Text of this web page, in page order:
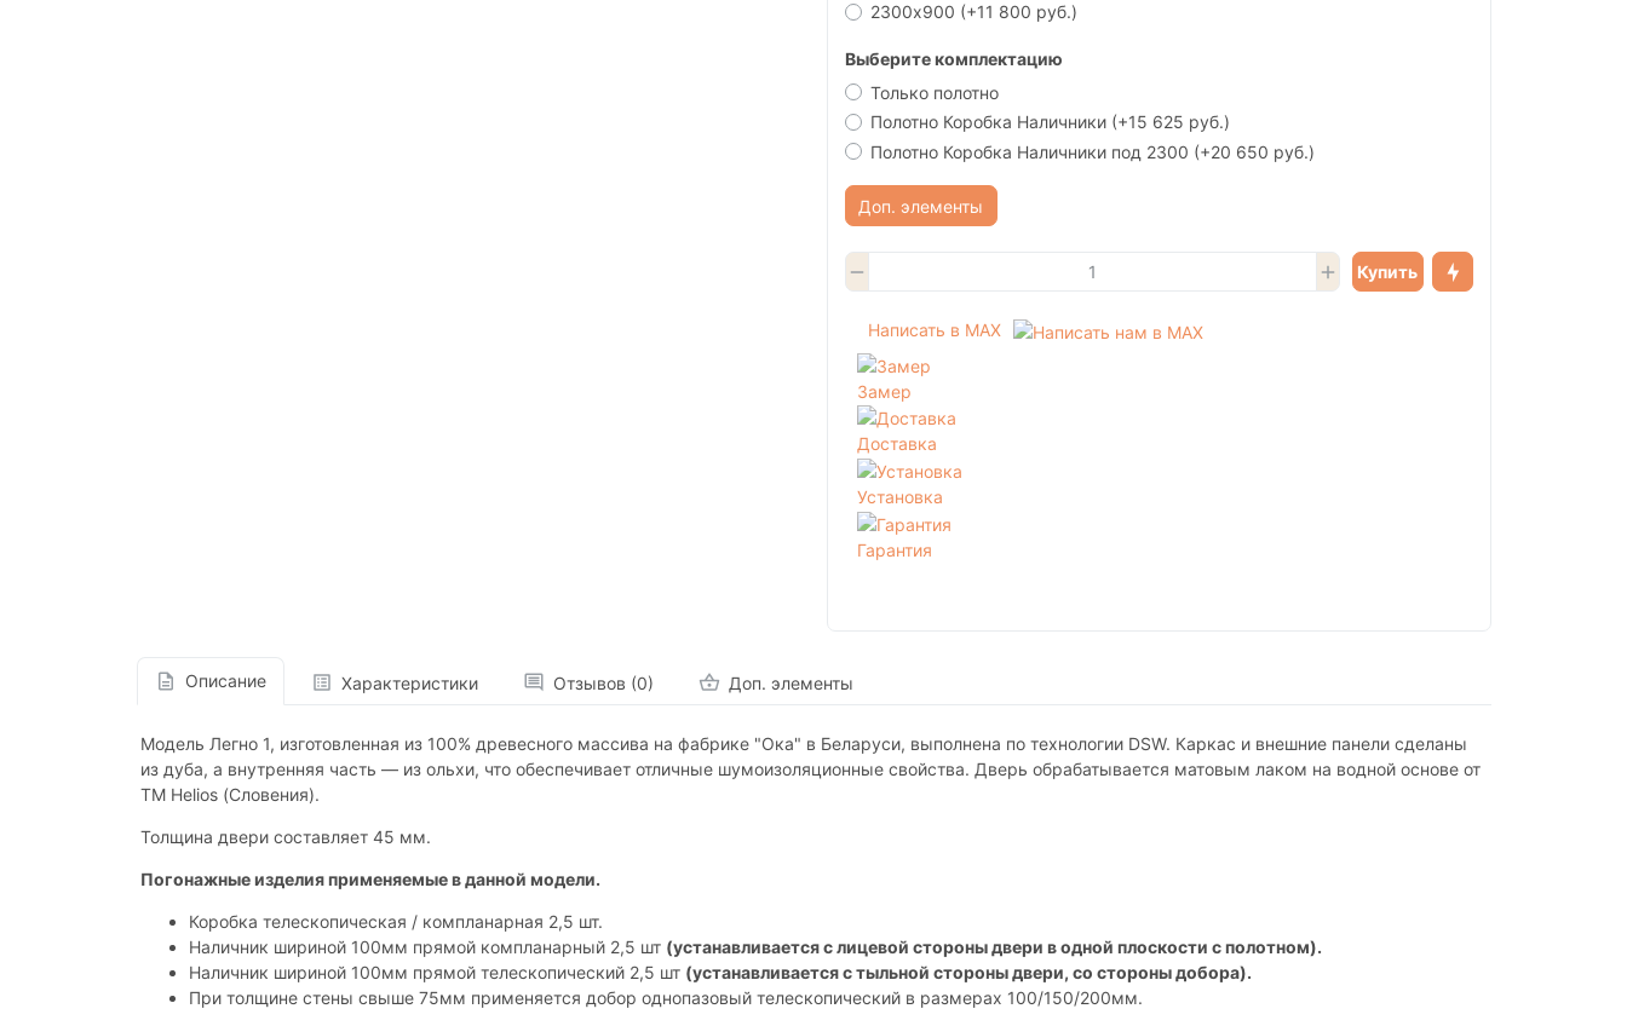
2300х900 (+11 800 руб.)
Выберите комплектацию
Только полотно
Полотно Коробка Наличники (+15 625 руб.)
Полотно Коробка Наличники под 2300 (+20 650 руб.)
Доп. элементы
Купить
Написать в MAX
Замер
Доставка
Установка
Гарантия
Описание Характеристики Отзывов (0) Доп. элементы
Модель Легно 1, изготовленная из 100% древесного массива на фабрике "Ока" в Беларуси, выполнена по технологии DSW. Каркас и внешние панели сделаны
из дуба, а внутренняя часть — из ольхи, что обеспечивает отличные шумоизоляционные свойства. Дверь обрабатывается матовым лаком на водной основе от
ТМ Helios (Словения).
Толщина двери составляет 45 мм.
Погонажные изделия применяемые в данной модели.
Коробка телескопическая / компланарная 2,5 шт.
Наличник шириной 100мм прямой компланарный 2,5 шт (устанавливается с лицевой стороны двери в одной плоскости с полотном).
Наличник шириной 100мм прямой телескопический 2,5 шт (устанавливается с тыльной стороны двери, со стороны добора).
При толщине стены свыше 75мм применяется добор однопазовый телескопический в размерах 100/150/200мм.